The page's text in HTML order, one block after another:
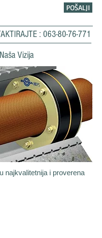
POŠALJI
Naša Vizija
: 063-80-76-771
najkvalitetnija i proverena